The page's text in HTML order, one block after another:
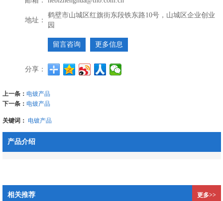
地址：
鹤壁市山城区红旗街东段铁东路10号，山城区企业创业
园
留言咨询 更多信息
分享：
上一条： 电镀产品
下一条： 电镀产品
关键词： 电镀产品
产品介绍
相关推荐 更多>>